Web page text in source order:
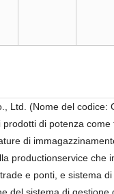
Ltd. (Nome del
di potenza
di
productionservice
e ponti, e sistema